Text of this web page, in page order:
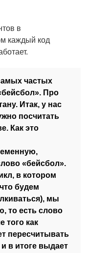
в
каждый код
частых
Про
Итак, у нас
посчитать
Как это
«бейсбол».
в котором
будем
мы
то есть слово
того как
пересчитывать
в итоге выдает